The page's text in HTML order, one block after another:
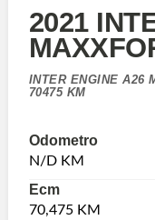
2021
INTER ENGINE A26
70475 KM
Odometro
N/D KM
Ecm
70,475 KM